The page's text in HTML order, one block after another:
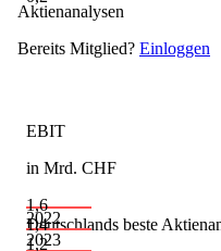
2022
2023
EBIT
in Mrd. CHF
1,6
1,4
1,2
Aktienanalysen
Bereits Mitglied? Einloggen
Deutschlands beste